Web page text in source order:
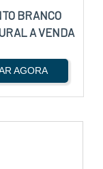
BRANCO
A VENDA
AGORA